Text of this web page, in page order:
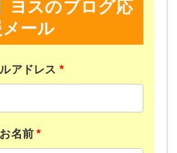
ヨスのブログ応
ール
アドレス*
お名前*